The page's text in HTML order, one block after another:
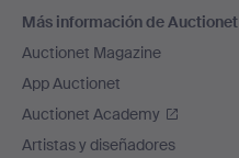
Más información de Auctionet
Auctionet Magazine
App Auctionet
Auctionet Academy
Artistas y diseñadores